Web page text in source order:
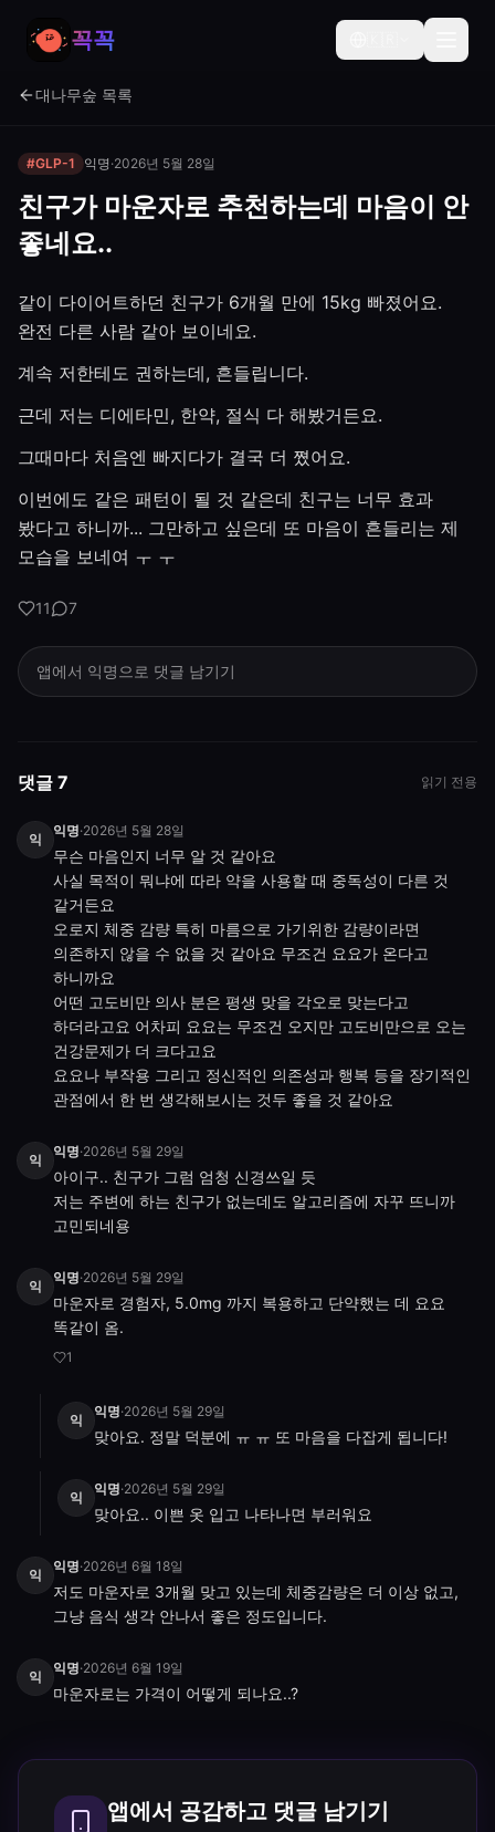
꼭꼭
대나무숲 목록
#GLP-1 익명·2026년 5월 28일
친구가 마운자로 추천하는데 마음이 안
좋네요..
같이 다이어트하던 친구가 6개월 만에 15kg 빠졌어요.
완전 다른 사람 같아 보이네요.
계속 저한테도 권하는데, 흔들립니다.
근데 저는 디에타민, 한약, 절식 다 해봤거든요.
그때마다 처음엔 빠지다가 결국 더 쪘어요.
이번에도 같은 패턴이 될 것 같은데 친구는 너무 효과
봤다고 하니까... 그만하고 싶은데 또 마음이 흔들리는 제
모습을 보네여 ㅜ ㅜ
11 7
앱에서 익명으로 댓글 남기기
댓글 7 읽기 전용
익
익명·2026년 5월 28일
무슨 마음인지 너무 알 것 같아요
사실 목적이 뭐냐에 따라 약을 사용할 때 중독성이 다른 것
같거든요
오로지 체중 감량 특히 마름으로 가기위한 감량이라면
의존하지 않을 수 없을 것 같아요 무조건 요요가 온다고
하니까요
어떤 고도비만 의사 분은 평생 맞을 각오로 맞는다고
하더라고요 어차피 요요는 무조건 오지만 고도비만으로 오는
건강문제가 더 크다고요
요요나 부작용 그리고 정신적인 의존성과 행복 등을 장기적인
관점에서 한 번 생각해보시는 것두 좋을 것 같아요
익
익명·2026년 5월 29일
아이구.. 친구가 그럼 엄청 신경쓰일 듯
저는 주변에 하는 친구가 없는데도 알고리즘에 자꾸 뜨니까
고민되네용
익
익명·2026년 5월 29일
마운자로 경험자, 5.0mg 까지 복용하고 단약했는 데 요요
똑같이 옴.
1
익
익명·2026년 5월 29일
맞아요. 정말 덕분에 ㅠ ㅠ 또 마음을 다잡게 됩니다!
익
익명·2026년 5월 29일
맞아요.. 이쁜 옷 입고 나타나면 부러워요
익
익명·2026년 6월 18일
저도 마운자로 3개월 맞고 있는데 체중감량은 더 이상 없고,
그냥 음식 생각 안나서 좋은 정도입니다.
익
익명·2026년 6월 19일
마운자로는 가격이 어떻게 되나요..?
앱에서 공감하고 댓글 남기기